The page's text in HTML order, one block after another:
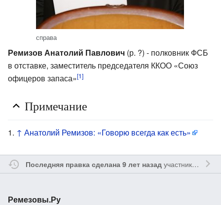
справа
Ремизов Анатолий Павлович (р. ?) - полковник ФСБ
в отставке, заместитель председателя ККОО «Союз
офицеров запаса»[1]
Примечание
↑ Анатолий Ремизов: «Говорю всегда как есть»
Последняя правка сделана 9 лет назадучастником
Ремезовы.Ру